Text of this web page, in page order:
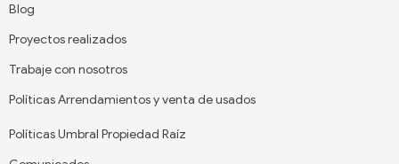
Blog
Proyectos realizados
Trabaje con nosotros
Políticas Arrendamientos y venta de usados
Políticas Umbral Propiedad Raíz